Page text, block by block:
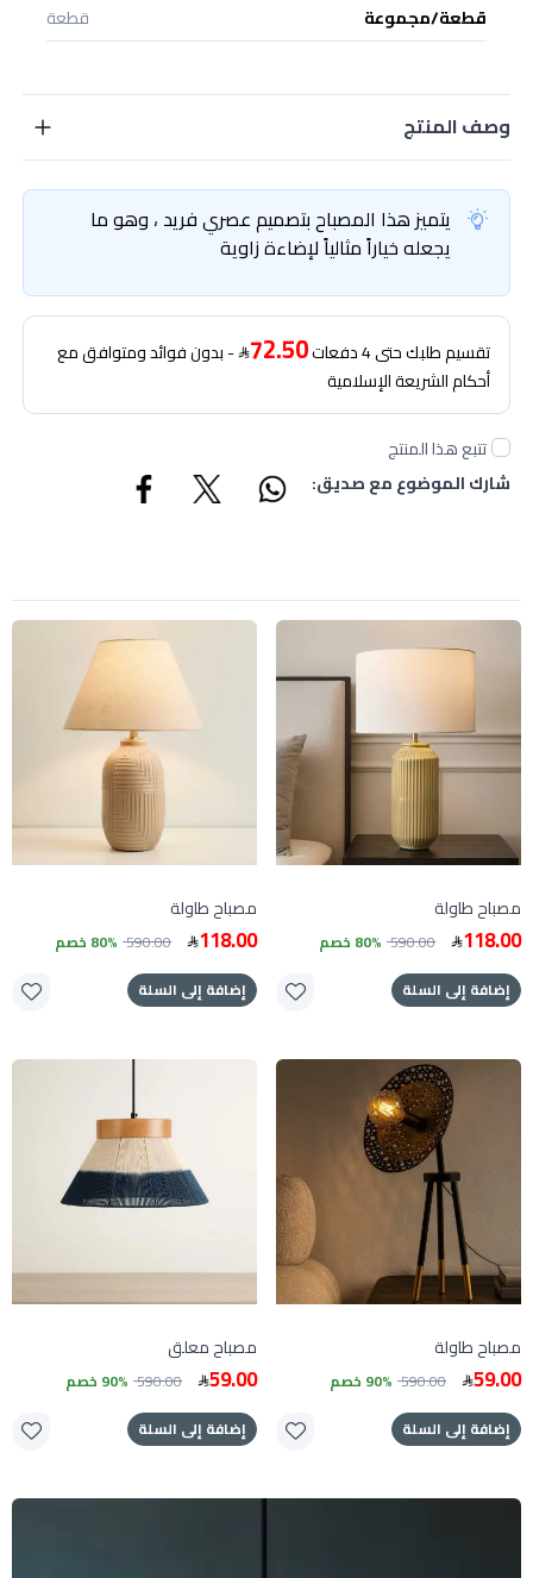
قطعة/مجموعة
قطعة
وصف المنتج
يتميز هذا المصباح بتصميم عصري فريد ، وهو ما
يجعله خياراً مثالياً لإضاءة زاوية
تقسيم طلبك حتى 4 دفعات 72.50 - بدون فوائد ومتوافق مع
أحكام الشريعة الإسلامية
تتبع هذا المنتج
شارك الموضوع مع صديق:
مصباح طاولة
118.00
590.00 80% خصم
إضافة إلى السلة
مصباح طاولة
118.00
590.00 80% خصم
إضافة إلى السلة
مصباح طاولة
59.00
590.00 90% خصم
إضافة إلى السلة
مصباح معلق
59.00
590.00 90% خصم
إضافة إلى السلة